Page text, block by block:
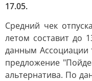
17.05.
Средний чек
летом составит до
данным Ассоциации
предложение
альтернатива. По